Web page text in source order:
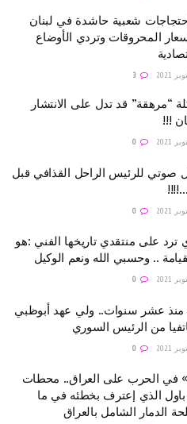
إحتجاجات شعبية حاشدة في لبنان
أسعار المحروقات وتردي الأوضاع
“مرهقة” قد تدل على الانتشار
!!!
صوتي للرئيس الراحل القذافي قبل
على منتقدي تاريخها الفني :هو
.. وحسبي الله ونعم الوكيل
منذ عشر سنوات.. ولي عهد أبوظبي
من الرئيس السوري
في الحرب على العراق.. محطات
الذي إعترف بخطئه في ما
الدمار الشامل بالعراق